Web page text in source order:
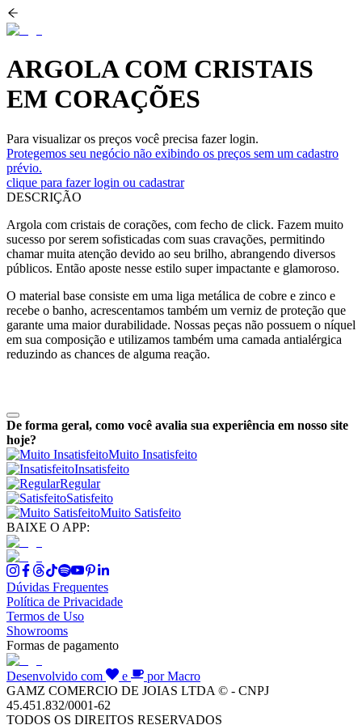
ARGOLA COM CRISTAIS
EM CORAÇÕES
Para visualizar os preços você precisa fazer login.
Protegemos seu negócio não exibindo os preços sem um cadastro
prévio.
clique para fazer login ou cadastrar
DESCRIÇÃO
Argola com cristais de corações, com fecho de click. Fazem muito
sucesso por serem sofisticadas com suas cravações, permitindo
chamar muita atenção devido ao seu brilho, abrangendo diversos
públicos. Então aposte nesse estilo super impactante e glamoroso.
O material base consiste em uma liga metálica de cobre e zinco e
recebe o banho, acrescentamos também um verniz de proteção que
garante uma maior durabilidade. Nossas peças não possuem o níquel
em sua composição e utilizamos também uma camada antialérgica
reduzindo as chances de alguma reação.
De forma geral, como você avalia sua experiência em nosso site
hoje?
Muito Insatisfeito
Insatisfeito
Regular
Satisfeito
Muito Satisfeito
BAIXE O APP:
Dúvidas Frequentes
Política de Privacidade
Termos de Uso
Showrooms
Formas de pagamento
Desenvolvido com e
por Macro
GAMZ COMERCIO DE JOIAS LTDA © - CNPJ
45.451.832/0001-62
TODOS OS DIREITOS RESERVADOS